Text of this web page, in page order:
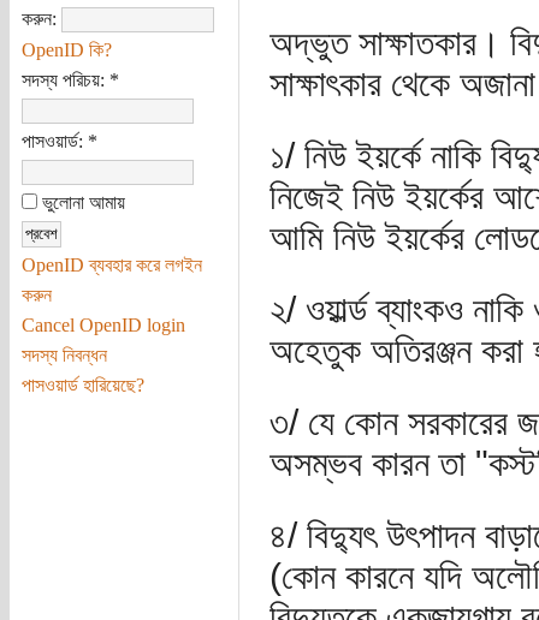
করুন:
OpenID কি?
সদস্য পরিচয়: *
পাসওয়ার্ড: *
ভুলোনা আমায়
OpenID ব্যবহার করে লগইন
করুন
Cancel OpenID login
সদস্য নিবন্ধন
পাসওয়ার্ড হারিয়েছে?
অদ্ভুত সাক্ষাতকার।
সাক্ষাৎকার থেকে
১/ নিউ ইয়র্কে নাকি
নিজেই নিউ ইয়র্কের
আমি নিউ ইয়র্কের
২/ ওয়ার্ল্ড ব্যাংকও
অহেতুক অতিরঞ্জন
৩/ যে কোন সরকারের
অসম্ভব কারন তা
৪/ বিদ্যুৎ উৎপাদন
(কোন কারনে যদি